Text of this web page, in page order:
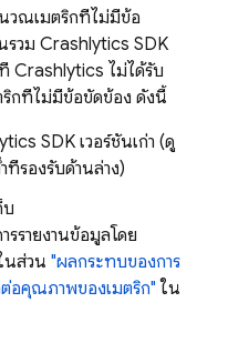
วณเมตริกที่ไม่มีข้อ
รวม Crashlytics SDK
Crashlytics ไม่ได้รับ
กที่ไม่มีข้อขัดข้อง ดังนี้
SDK เวอร์ชันเก่า (ดู
ที่รองรับด้านล่าง)
บ
รรายงานข้อมูลโดย
นส่วน "ผลกระทบของการ
ต่อคุณภาพของเมตริก" ใน